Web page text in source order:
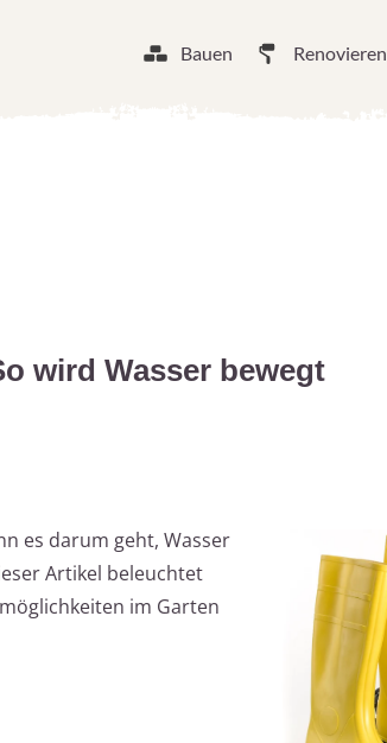
Bauen Renovieren
wird Wasser bewegt
es darum geht, Wasser
Artikel beleuchtet
im Garten